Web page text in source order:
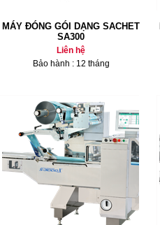
MÁY ĐÓNG GÓI DẠNG SACHET
SA300
Liên hệ
Bảo hành : 12 tháng